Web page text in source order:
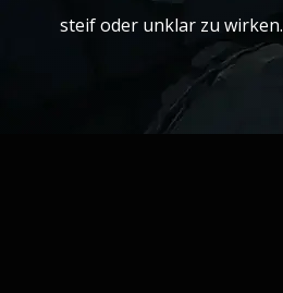
steif oder unklar zu wirken.